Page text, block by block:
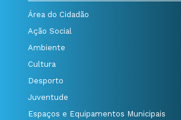
Área do Cidadão
Ação Social
Ambiente
Cultura
Desporto
Juventude
Espaços e Equipamentos Municipais